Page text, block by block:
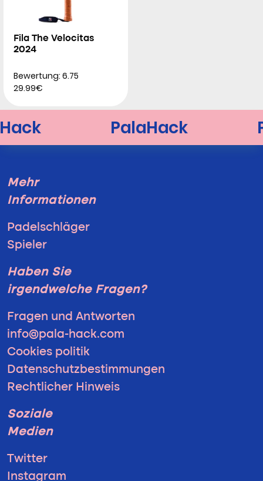
Fila The Velocitas
2024
Bewertung: 6.75
29.99€
Mehr
Informationen
Padelschläger
Spieler
Haben Sie
irgendwelche Fragen?
Fragen und Antworten
info@pala-hack.com
Cookies politik
Datenschutzbestimmungen
Rechtlicher Hinweis
Soziale
Medien
Twitter
Instagram